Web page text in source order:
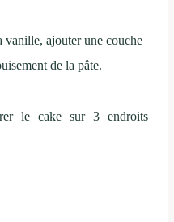
vanille, ajouter une couche
de la pâte.
le cake sur 3 endroits